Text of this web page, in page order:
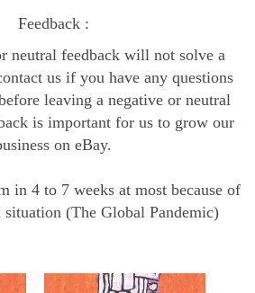
Feedback :
neutral feedback will not solve a
us if you have any questions
leaving a negative or neutral
is important for us to grow our
on eBay.
in 4 to 7 weeks at most because of
(The Global Pandemic)